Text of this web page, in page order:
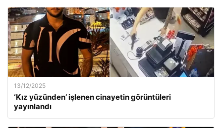
13/12/2025
‘Kız yüzünden’ işlenen cinayetin görüntüleri
yayınlandı